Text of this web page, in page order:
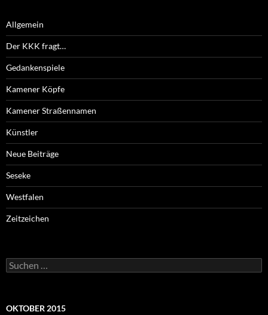
Allgemein
Der KKK fragt…
Gedankenspiele
Kamener Köpfe
Kamener Straßennamen
Künstler
Neue Beiträge
Seseke
Westfalen
Zeitzeichen
Suchen
nach:
OKTOBER 2015